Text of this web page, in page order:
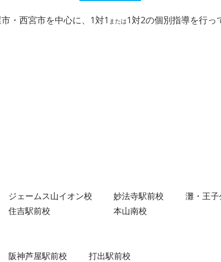
・西宮市を中心に、1対1 または1対2の個別指導を行っ
ジェームス山イオン校
住吉駅前校
妙法寺駅前校
本山南校
灘・王
阪神芦屋駅前校 打出駅前校